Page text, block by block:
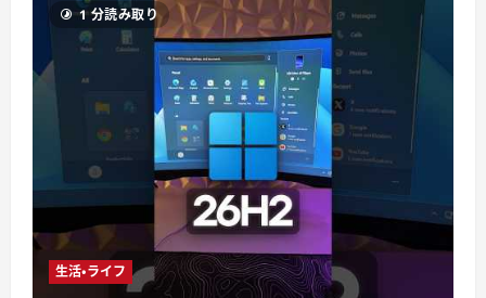
1 分読み取り
生活・ライフ